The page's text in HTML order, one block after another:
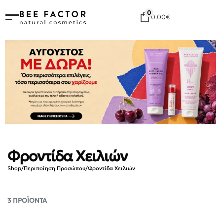
00.00€
Φροντίδα Χειλιών
Shop/Περιποίηση Προσώπου/Φροντίδα Χειλιών
3 ΠΡΟΪΌΝΤΑ